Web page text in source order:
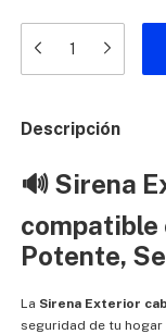
Descripción
🔊 Sirena
compatible
Potente,
La Sirena Exterior
seguridad de tu hogar